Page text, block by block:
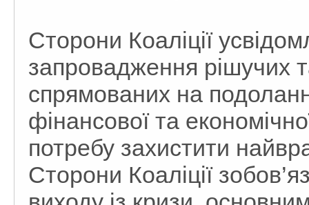
Сторони Коаліції
запровадження рішучих
спрямованих на
фінансової та
потребу захистити
Сторони Коаліції